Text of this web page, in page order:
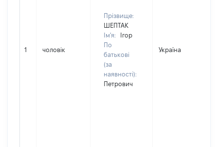
1 чоловік
Прізвище:
ШЕПТАК
Ім'я:
Ігор
По
батькові
(за
наявності):
Петрович
Україна